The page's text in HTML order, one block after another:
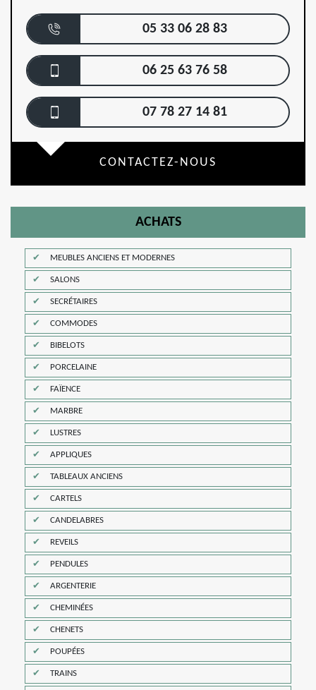
05 33 06 28 83
06 25 63 76 58
07 78 27 14 81
CONTACTEZ-NOUS
ACHATS
MEUBLES ANCIENS ET MODERNES
SALONS
SECRÉTAIRES
COMMODES
BIBELOTS
PORCELAINE
FAÏENCE
MARBRE
LUSTRES
APPLIQUES
TABLEAUX ANCIENS
CARTELS
CANDELABRES
REVEILS
PENDULES
ARGENTERIE
CHEMINÉES
CHENETS
POUPÉES
TRAINS